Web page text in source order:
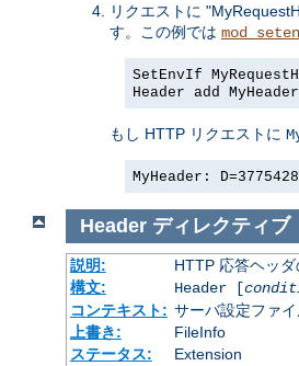
リクエストに
す。この例では
SetEnvIf
Header add
もし HTTP リクエストに
MyHeader:
Header ディレクティブ
説明:
HTTP 応答ヘッダ
構文:
Header [
コンテキスト: サーバ設定ファ
上書き:
FileInfo
ステータス:
Extension